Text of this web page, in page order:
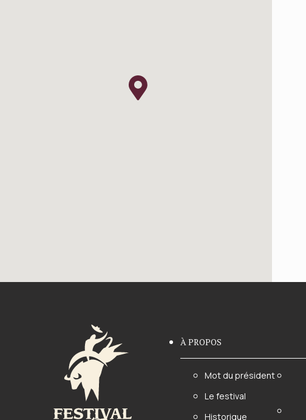
À PROPOS
Mot du président
Le festival
Historique